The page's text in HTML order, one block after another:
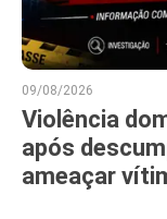
09/08/2026
Violência
após
ameaçar